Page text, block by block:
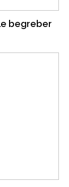
begreber